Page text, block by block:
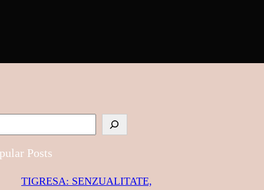
Posts
TIGRESA: SENZUALITATE,